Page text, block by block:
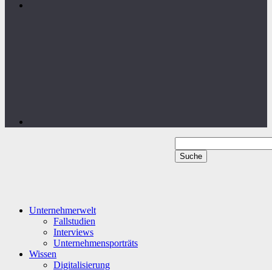
Unternehmerwelt
Fallstudien
Interviews
Unternehmensporträts
Wissen
Digitalisierung